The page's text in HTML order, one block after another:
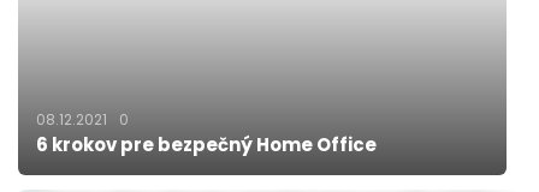
08.12.2021 0
6 krokov pre bezpečný Home Office